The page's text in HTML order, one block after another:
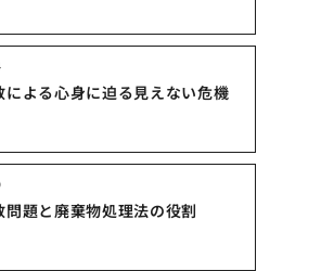
による心身に迫る見えない危機
問題と廃棄物処理法の役割